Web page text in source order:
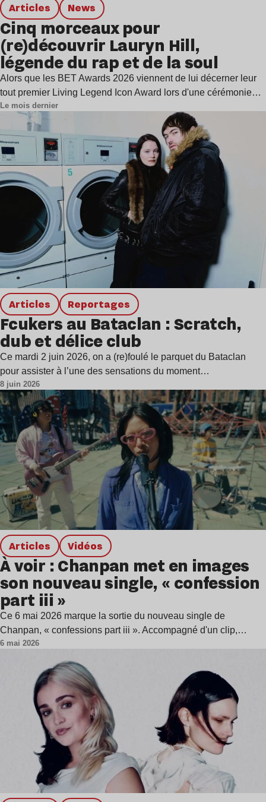
Articles news
Cinq morceaux pour
(re)découvrir Lauryn Hill,
légende du rap et de la soul
Alors que les BET Awards 2026 viennent de lui décerner leur
tout premier Living Legend Icon Award lors d'une cérémonie…
Le mois dernier
Articles Reportages
Fcukers au Bataclan : Scratch,
dub et délice club
Ce mardi 2 juin 2026, on a (re)foulé le parquet du Bataclan
pour assister à l’une des sensations du moment…
8 juin 2026
Articles Vidéos
À voir : Chanpan met en images
son nouveau single, « confession
part iii »
Ce 6 mai 2026 marque la sortie du nouveau single de
Chanpan, « confessions part iii ». Accompagné d'un clip,…
6 mai 2026